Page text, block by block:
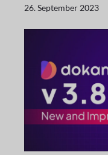
26. September 2023